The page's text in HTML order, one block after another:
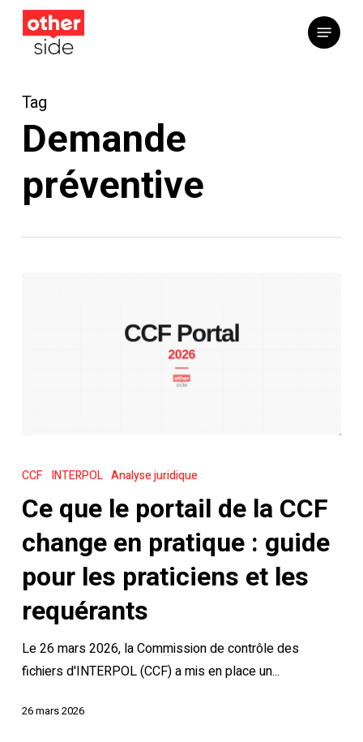
Skip
Menu
Tag
Demande
préventive
que
portail
de
CCF
change
pratique
:
pour
CCF INTERPOL Analyse juridique
Ce que le portail de la CCF
change en pratique : guide
pour les praticiens et les
requérants
Le 26 mars 2026, la Commission de contrôle des
fichiers d'INTERPOL (CCF) a mis en place un...
26 mars 2026